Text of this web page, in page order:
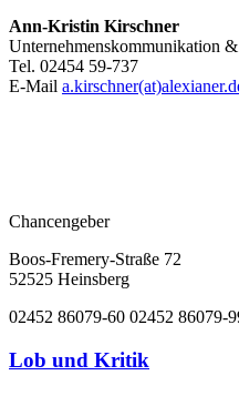
Ann-Kristin Kirschner
Unternehmenskommunikation
Tel. 02454 59-737
E-Mail
Chancengeber
Boos-Fremery-Straße 72
52525 Heinsberg
02452 86079-60 02452 86079-
Lob und Kritik